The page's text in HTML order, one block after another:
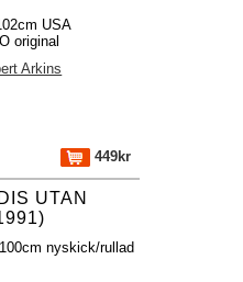
USA
original
Arkins
449kr
UTAN
nyskick/rullad